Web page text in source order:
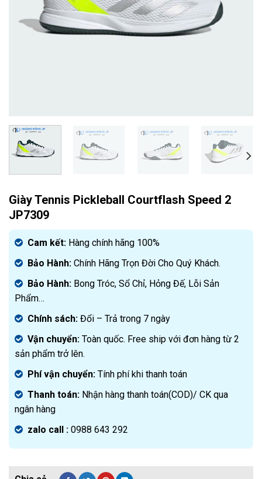
Giày Tennis Pickleball Courtflash Speed 2
JP7309
Cam kết: Hàng chính hãng 100%
Bảo Hành: Chính Hãng Trọn Đời Cho Quý Khách.
Bảo Hành: Bong Tróc, Sổ Chỉ, Hỏng Đế, Lỗi Sản
Phẩm…
Chính sách: Đổi – Trả trong 7 ngày
Vận chuyển: Toàn quốc. Free ship với đơn hàng từ 2
sản phẩm trở lên.
Phí vận chuyển: Tính phí khi thanh toán
Thanh toán: Nhận hàng thanh toán(COD)/ CK qua
ngân hàng
zalo call : 0988 643 292